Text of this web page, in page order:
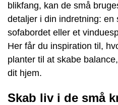
blikfang, kan de små
detaljer i din indretning:
sofabordet eller et
Her får du inspiration til,
planter til at skabe
dit hjem.
Skab liv i de små